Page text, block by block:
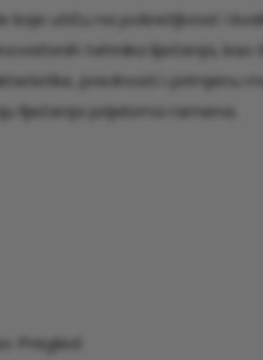
koje utiču na pokretljivost i
tehnika liječenja,
prednosti i primjenu
liječenja prijeloma ramena.
Pregled